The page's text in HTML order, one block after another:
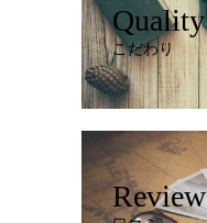
Quality
こだわり
Review